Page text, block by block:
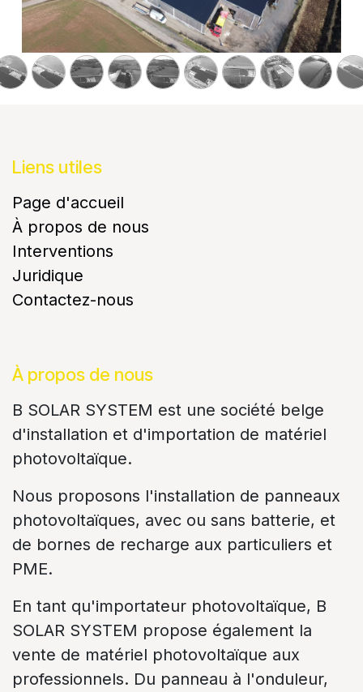
Liens utiles
Page d'accueil
À propos de nous
Interventions
Juridique
Contactez-nous
À propos de nous
B SOLAR SYSTEM est une société belge
d'installation et d'importation de matériel
photovoltaïque.
Nous proposons l'installation de panneaux
photovoltaïques, avec ou sans batterie, et
de bornes de recharge aux particuliers et
PME.
En tant qu'importateur photovoltaïque, B
SOLAR SYSTEM propose également la
vente de matériel photovoltaïque aux
professionnels. Du panneau à l'onduleur,